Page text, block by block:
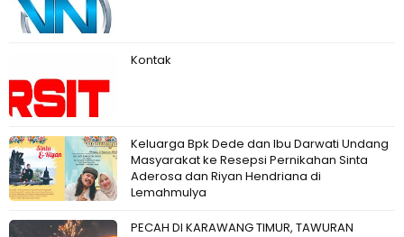
Kontak
Keluarga Bpk Dede dan Ibu Darwati Undang
Masyarakat ke Resepsi Pernikahan Sinta
Aderosa dan Riyan Hendriana di
Lemahmulya
PECAH DI KARAWANG TIMUR, TAWURAN